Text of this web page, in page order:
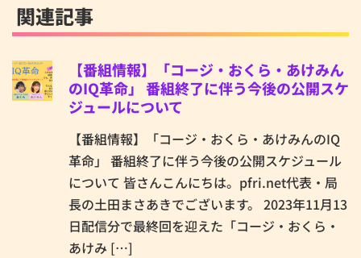
関連記事
【番組情報】「コージ・おくら・あけみん
のIQ革命」 番組終了に伴う今後の公開スケ
ジュールについて
【番組情報】「コージ・おくら・あけみんのIQ
革命」 番組終了に伴う今後の公開スケジュール
について 皆さんこんにちは。pfri.net代表・局
長の土田まさあきでございます。 2023年11月13
日配信分で最終回を迎えた「コージ・おくら・
あけみ […]